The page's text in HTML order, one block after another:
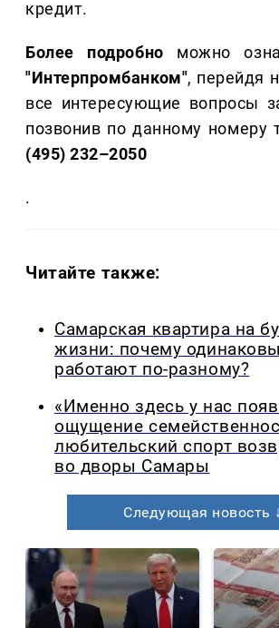
кредит.
Более подробно можно
"Интерпромбанком", перейдя
все интересующие вопросы
позвонив по данному номеру
(495) 232–2050
.
Читайте также:
Самарская квартира на
жизни: почему
работают по-разному?
«Именно здесь у нас
ощущение
любительский спорт
во дворы Самары
Следующая новость ↓